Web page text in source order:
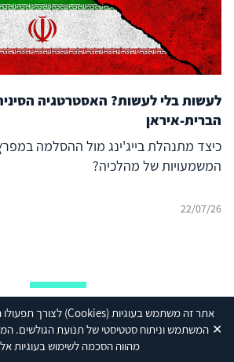
אתר זה משתמש בעוגיות(Cookies) לצורך תפעולו
המשתמש וניתוח סטטיסטי של תנועת הגולשים.
מהווה הסכמה לשימוש בעוגיות
✕
לעשות בלי לעשות? האסטרטגיה
הברית-איראן
כיצד מתנהלת בייג'ינג מול ההסלמה
המשמעויות של מהלכיה?
22/07/26
הישארו